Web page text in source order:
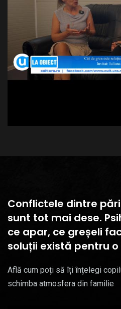
Conflictele dintre
sunt tot mai dese.
ce apar, ce greșeli
soluții există pentru
Află cum poți să îți înțelegi
schimba atmosfera din familie